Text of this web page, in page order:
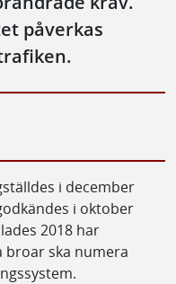
påverkas
i december
i oktober
2018 har
broar ska numera